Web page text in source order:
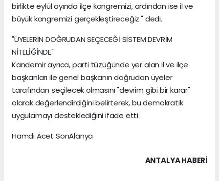
birlikte eylül ayında ilçe kongremizi, ardından ise il ve
büyük kongremizi gerçekleştireceğiz." dedi.
"ÜYELERİN DOĞRUDAN SEÇECEĞİ SİSTEM DEVRİM
NİTELİĞİNDE"
Kandemir ayrıca, parti tüzüğünde yer alan il ve ilçe
başkanları ile genel başkanın doğrudan üyeler
tarafından seçilecek olmasını "devrim gibi bir karar"
olarak değerlendirdiğini belirterek, bu demokratik
uygulamayı desteklediğini ifade etti.
Hamdi Acet SonAlanya
ANTALYA HABERİ